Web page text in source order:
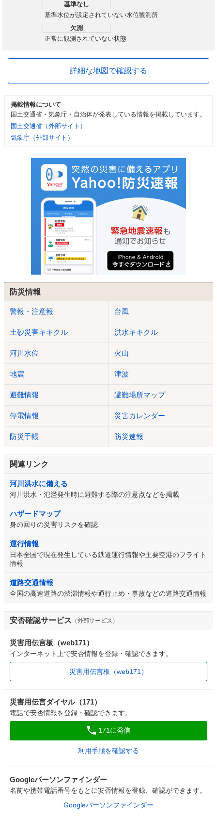
基準なし
基準水位が設定されていない水位観測所
欠測
正常に観測されていない状態
詳細な地図で確認する
掲載情報について
国土交通省・気象庁・自治体が発表している情報を掲載しています。
国土交通省（外部サイト）
気象庁（外部サイト）
防災情報
警報・注意報 台風
土砂災害キキクル 洪水キキクル
河川水位 火山
地震 津波
避難情報 避難場所マップ
停電情報 災害カレンダー
防災手帳 防災速報
関連リンク
河川洪水に備える
河川洪水・氾濫発生時に避難する際の注意点などを掲載
ハザードマップ
身の回りの災害リスクを確認
運行情報
日本全国で現在発生している鉄道運行情報や主要空港のフライト
情報
道路交通情報
全国の高速道路の渋滞情報や通行止め・事故などの道路交通情報
安否確認サービス （外部サービス）
災害用伝言板（web171）
インターネット上で安否情報を登録・確認できます。
災害用伝言板（web171）
災害用伝言ダイヤル（171）
電話で安否情報を登録・確認できます。
171に発信
利用手順を確認する
Googleパーソンファインダー
名前や携帯電話番号をもとに安否情報を登録、確認ができます。
Googleパーソンファインダー